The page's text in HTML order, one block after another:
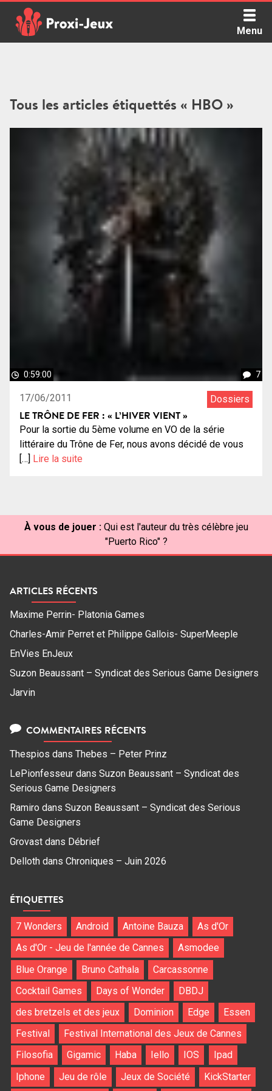
content
Menu
Tous les articles étiquettés « HBO »
0:59:00 7
17/06/2011 Dossiers
LE TRÔNE DE FER : « L’HIVER VIENT »
Pour la sortie du 5ème volume en VO de la série
littéraire du Trône de Fer, nous avons décidé de vous
[…] Lire la suite
À vous de jouer : Qui est l'auteur du très célèbre jeu
"Puerto Rico" ?
ARTICLES RÉCENTS
Maxime Perrin- Platonia Games
Charles-Amir Perret et Philippe Gallois- SuperMeeple
EnVies EnJeux
Suzon Beaussant – Syndicat des Serious Game Designers
Jarvin
COMMENTAIRES RÉCENTS
Thespios dans Thebes – Peter Prinz
LePionfesseur dans Suzon Beaussant – Syndicat des
Serious Game Designers
Ramiro dans Suzon Beaussant – Syndicat des Serious
Game Designers
Grovast dans Débrief
Delloth dans Chroniques – Juin 2026
ÉTIQUETTES
7 Wonders Android Antoine Bauza
As d'Or
As d'Or - Jeu de l'année de Cannes
Asmodee
Blue Orange
Bruno Cathala
Carcassonne
Cocktail Games
Days of Wonder
DBDJ
des bretzels et des jeux
Dominion Edge
Essen
Festival
Festival International des Jeux de Cannes
Filosofia
Gigamic Haba Iello IOS
Ipad
Iphone
Jeu de rôle Jeux de Société KickStarter